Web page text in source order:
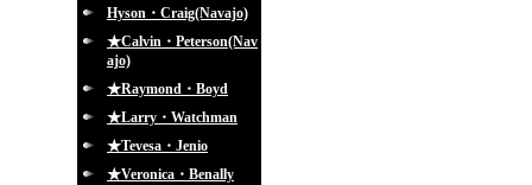
Hyson・Craig(Navajo)
★Calvin・Peterson(Nav
ajo)
★Raymond・Boyd
★Larry・Watchman
★Tevesa・Jenio
★Veronica・Benally